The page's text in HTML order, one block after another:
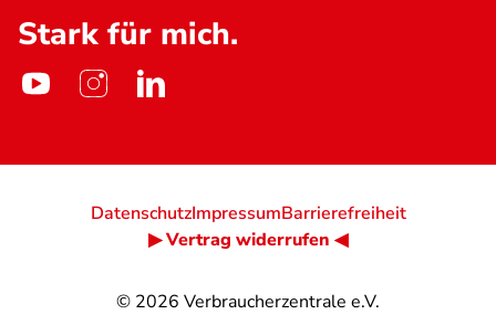
Stark für mich.
© 2026 Verbraucherzentrale e.V.
DatenschutzImpressumBarrierefreiheit
▶ Vertrag widerrufen ◀